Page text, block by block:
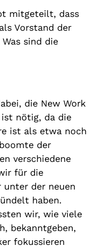
mitgeteilt, dass
Vorstand der
sind die
die New Work
ist nötig, da die
ist als etwa noch
der
verschiedene
für die
unter der neuen
haben.
wir, wie viele
bekanntgeben,
fokussieren